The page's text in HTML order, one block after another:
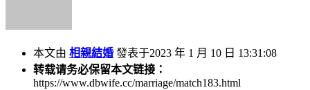
本文由 相親結婚 發表于2023 年 1 月 10 日 13:31:08
转载请务必保留本文链接：
https://www.dbwife.cc/marriage/match183.html